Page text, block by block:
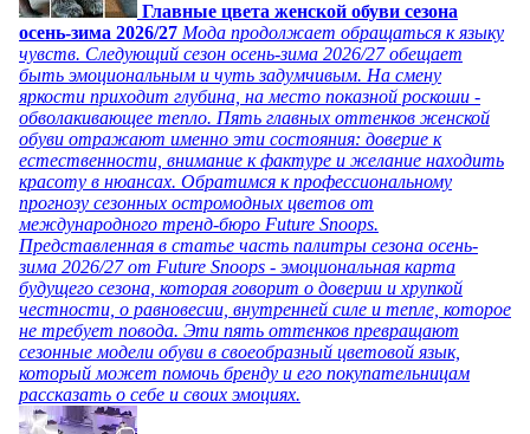
Главные цвета женской обуви сезона
осень-зима 2026/27 Мода продолжает обращаться к языку
чувств. Следующий сезон осень-зима 2026/27 обещает
быть эмоциональным и чуть задумчивым. На смену
яркости приходит глубина, на место показной роскоши -
обволакивающее тепло. Пять главных оттенков женской
обуви отражают именно эти состояния: доверие к
естественности, внимание к фактуре и желание находить
красоту в нюансах. Обратимся к профессиональному
прогнозу сезонных остромодных цветов от
международного тренд-бюро Future Snoops.
Представленная в статье часть палитры сезона осень-
зима 2026/27 от Future Snoops - эмоциональная карта
будущего сезона, которая говорит о доверии и хрупкой
честности, о равновесии, внутренней силе и тепле, которое
не требует повода. Эти пять оттенков превращают
сезонные модели обуви в своеобразный цветовой язык,
который может помочь бренду и его покупательницам
рассказать о себе и своих эмоциях.